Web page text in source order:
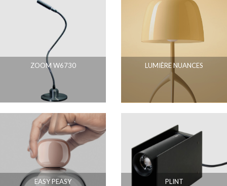
ZOOM W6730 LUMIÈRE NUANCES
EASY PEASY PLINT